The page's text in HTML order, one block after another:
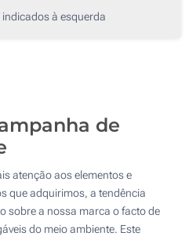
à esquerda
de
atenção aos elementos e
que adquirimos, a tendência
sobre a nossa marca o facto de
do meio ambiente. Este